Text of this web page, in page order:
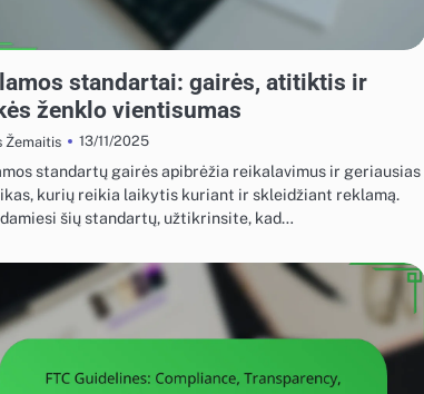
standartai: gairės, atitiktis ir
ženklo vientisumas
Žemaitis 13/11/2025
standartų gairės apibrėžia reikalavimus ir geriausias
kurių reikia laikytis kuriant ir skleidžiant reklamą.
šių standartų, užtikrinsite, kad…